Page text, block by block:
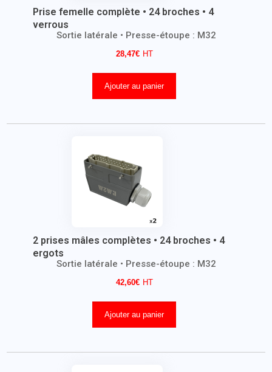
Prise femelle complète • 24 broches • 4
verrous
Sortie latérale • Presse-étoupe : M32
28,47€
Ajouter au panier
2 prises mâles complètes • 24 broches • 4
ergots
Sortie latérale • Presse-étoupe : M32
42,60€
Ajouter au panier